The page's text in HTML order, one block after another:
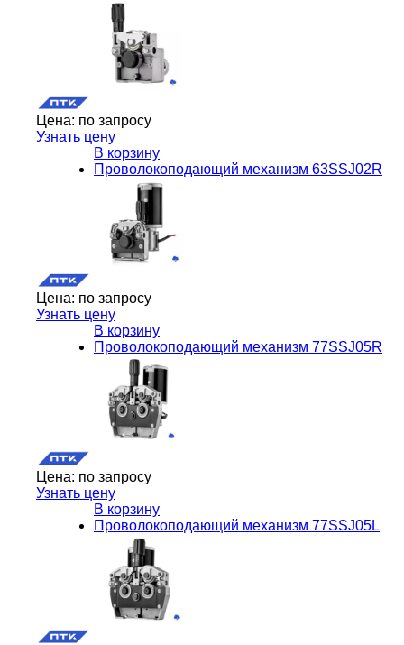
Цена: по запросу
Узнать цену
В корзину
Проволокоподающий механизм 63SSJ02R
Цена: по запросу
Узнать цену
В корзину
Проволокоподающий механизм 77SSJ05R
Цена: по запросу
Узнать цену
В корзину
Проволокоподающий механизм 77SSJ05L